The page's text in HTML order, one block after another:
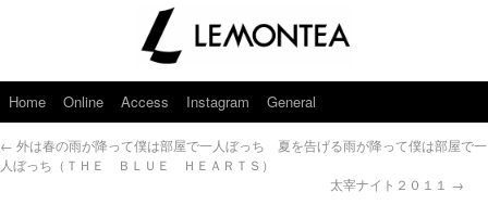
Home Online Access Instagram General
← 外は春の雨が降って僕は部屋で一人ぼっち 夏を告げる雨が降って僕は部屋で一
人ぼっち（ＴＨＥ ＢＬＵＥ ＨＥＡＲＴＳ）
太宰ナイト２０１１ →